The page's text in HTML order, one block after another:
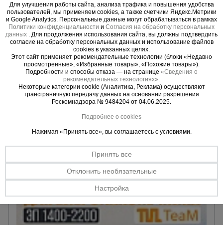
0 отзывов
Гибкий вал с вибронаконечником TeaM 1 м / 45 мм
Длина:
1,0 м.
Ø вибронаконечника:
45 мм.
Цена: 17580 ₸.
Купить
Для улучшения работы сайта, анализа трафика и повышения удобства
пользователей, мы применяем cookies, а также счетчики Яндекс.Метрики
и Google Analytics. Персональные данные могут обрабатываться в рамках
Политики конфиденциальности и Согласия на обработку персональных
данных
. Для продолжения использования сайта, вы должны подтвердить
согласие на обработку персональных данных и использование файлов
cookies в указанных целях.
Этот сайт применяет рекомендательные технологии (блоки «Недавно
просмотренные», «Избранные товары», «Похожие товары»).
Подробности и способы отказа — на странице «Сведения о
рекомендательных технологиях»
Некоторые категории cookie (Аналитика, Реклама) осуществляют
трансграничную передачу данных на основании разрешения
Роскомнадзора № 9484204 от 04.06.2025.
Подробнее о cookies
Нажимая «Принять все», вы соглашаетесь с условиями.
Принять все
Отклонить необязательные
Настройка